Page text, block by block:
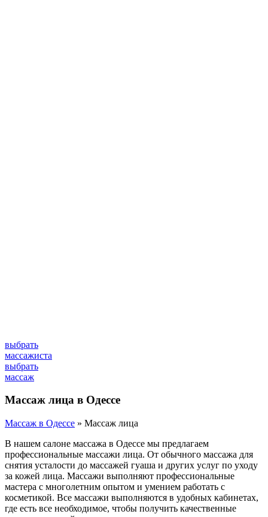
выбрать
массажиста
выбрать
массаж
Массаж лица в Одессе
Массаж в Одессе » Массаж лица
В нашем салоне массажа в Одессе мы предлагаем
профессиональные массажи лица. От обычного массажа для
снятия усталости до массажей гуаша и других услуг по уходу
за кожей лица. Массажи выполняют профессиональные
мастера с многолетним опытом и умением работать с
косметикой. Все массажи выполняются в удобных кабинетах,
где есть все необходимое, чтобы получить качественные